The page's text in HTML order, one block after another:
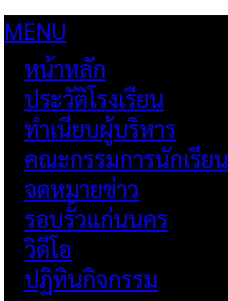
MENU
หน้าหลัก
ประวัติโรงเรียน
ทำเนียบผู้บริหาร
คณะกรรมการนักเรียน
จดหมายข่าว
รอบรั้วแก่นนคร
วิดีโอ
ปฏิทินกิจกรรม